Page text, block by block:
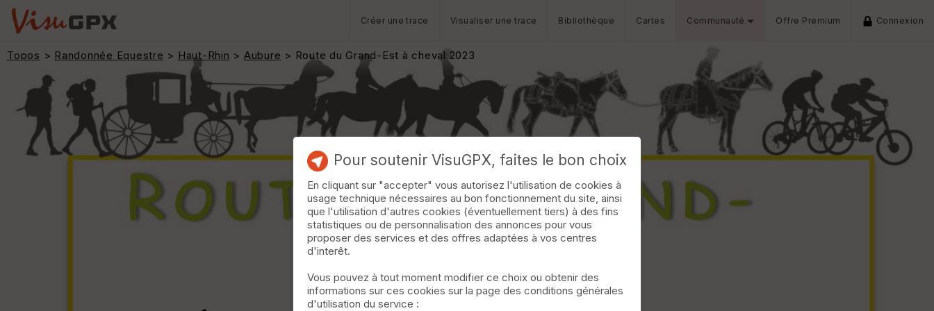
Créer une trace Visualiser une trace Bibliothèque Cartes Communauté Offre Premium Connexion
Topos > Randonnée Equestre > Haut-Rhin > Aubure > Route du Grand-Est à cheval 2023
Pour soutenir VisuGPX, faites le bon choix
En cliquant sur "accepter" vous autorisez l'utilisation de cookies à
usage technique nécessaires au bon fonctionnement du site, ainsi
que l'utilisation d'autres cookies (éventuellement tiers) à des fins
statistiques ou de personnalisation des annonces pour vous
proposer des services et des offres adaptées à vos centres
d'interêt.
Vous pouvez à tout moment modifier ce choix ou obtenir des
informations sur ces cookies sur la page des conditions générales
d'utilisation du service :